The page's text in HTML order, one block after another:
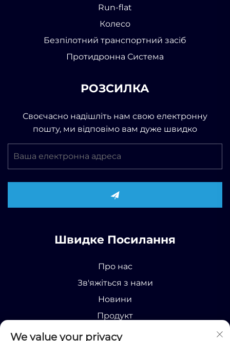
Run-flat
Колесо
Безпілотний транспортний засіб
Протидронна Система
РОЗСИЛКА
Своєчасно надішліть нам свою електронну
пошту, ми відповімо вам дуже швидко
Швидке Посилання
Про нас
Зв'яжіться з нами
Новини
Продукт
We value your privacy